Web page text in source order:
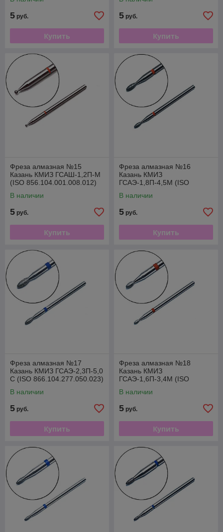
5 руб.
Купить
5 руб.
Купить
Фреза алмазная №15
Казань КМИЗ ГСАШ-1,2П-М
(ISO 856.104.001.008.012)
В наличии
5 руб.
Купить
Фреза алмазная №16
Казань КМИЗ
ГСАЭ-1,8П-4,5М (ISO
В наличии
5 руб.
Купить
Фреза алмазная №17
Казань КМИЗ ГСАЭ-2,3П-5,0
С (ISO 866.104.277.050.023)
В наличии
5 руб.
Купить
Фреза алмазная №18
Казань КМИЗ
ГСАЭ-1,6П-3,4М (ISO
В наличии
5 руб.
Купить